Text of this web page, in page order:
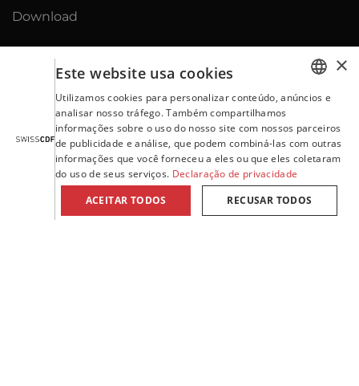
Download
Contacto
Termos e Condições Gerais
ENGLISH
FRENCH
ITALIAN
PORTUGUESE
×
Este website usa cookies
Utilizamos cookies para personalizar conteúdo, anúncios e
analisar nosso tráfego. Também compartilhamos
informações sobre o uso do nosso site com nossos parceiros
de publicidade e análise, que podem combiná-las com outras
informações que você forneceu a eles ou que eles coletaram
do uso de seus serviços. Declaração de privacidade
ACEITAR TODOS
RECUSAR TODOS